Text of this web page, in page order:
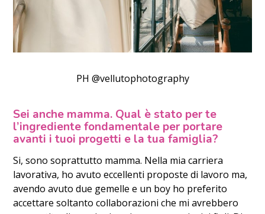
PH @vellutophotography
Sei anche mamma. Qual è stato per te
l’ingrediente fondamentale per portare
avanti i tuoi progetti e la tua famiglia?
Si, sono soprattutto mamma. Nella mia carriera
lavorativa, ho avuto eccellenti proposte di lavoro ma,
avendo avuto due gemelle e un boy ho preferito
accettare soltanto collaborazioni che mi avrebbero